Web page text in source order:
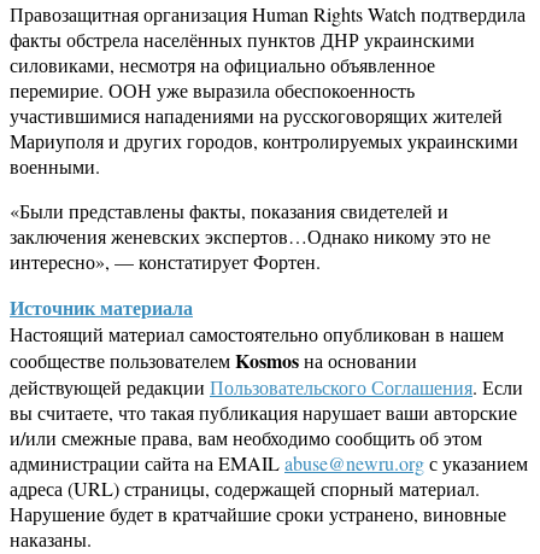
Правозащитная организация Human Rights Watch подтвердила
факты обстрела населённых пунктов ДНР украинскими
силовиками, несмотря на официально объявленное
перемирие. ООН уже выразила обеспокоенность
участившимися нападениями на русскоговорящих жителей
Мариуполя и других городов, контролируемых украинскими
военными.
«Были представлены факты, показания свидетелей и
заключения женевских экспертов…Однако никому это не
интересно», — констатирует Фортен.
Источник материала
Настоящий материал самостоятельно опубликован в нашем
сообществе пользователемKosmosна основании
действующей редакции Пользовательского Соглашения. Если
вы считаете, что такая публикация нарушает ваши авторские
и/или смежные права, вам необходимо сообщить об этом
администрации сайта на EMAILabuse@newru.orgс указанием
адреса (URL) страницы, содержащей спорный материал.
Нарушение будет в кратчайшие сроки устранено, виновные
наказаны.